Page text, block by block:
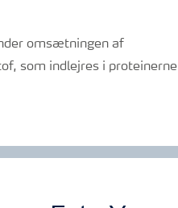
omsætningen af
som indlejres i proteinerne